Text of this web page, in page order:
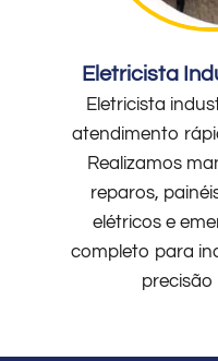
Eletricista
Eletricista
atendimento
Realizamos
reparos,
elétricos e
completo para
precisão